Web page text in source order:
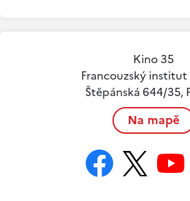
Kino 35
Francouzský institut
Štěpánská 644/35,
Na mapě